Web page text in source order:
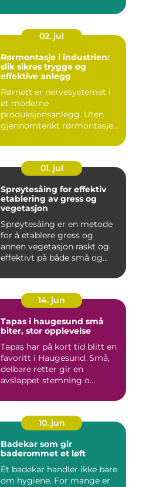
02. jul
Rørmontasje i industrien:
slik sikres trygge og
effektive anlegg
Rørnett er nervesystemet i
et moderne
produksjonsanlegg. Uten
gjennomtenkt rørmontasje
01. jul
Sprøytesåing for effektiv
etablering av gress og
vegetasjon
Sprøytesåing er en metode
for å etablere gress og
annen vegetasjon raskt og
effektivt på både små og...
14. jun
Tapas i haugesund små
biter, stor opplevelse
Tapas har på kort tid blitt en
favoritt i Haugesund. Små,
delbare retter gir en
avslappet stemning o...
10. jun
Badekar som gir
baderommet et løft
Et badekar handler ikke bare
om hygiene. For mange er